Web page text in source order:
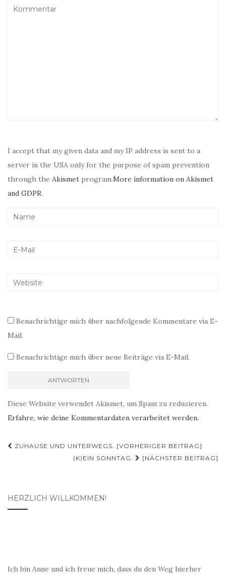
I accept that my given data and my IP address is sent to a
server in the USA only for the purpose of spam prevention
through the Akismet program.More information on Akismet
and GDPR.
Benachrichtige mich über nachfolgende Kommentare via E-
Mail.
Benachrichtige mich über neue Beiträge via E-Mail.
Diese Website verwendet Akismet, um Spam zu reduzieren.
Erfahre, wie deine Kommentardaten verarbeitet werden.
Beitragsnavigation
ZUHAUSE UND UNTERWEGS. [VORHERIGER BEITRAG]
(K)EIN SONNTAG.
[NÄCHSTER BEITRAG]
HERZLICH WILLKOMMEN!
Ich bin Anne und ich freue mich, dass du den Weg hierher